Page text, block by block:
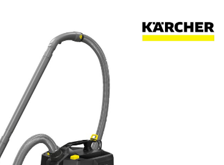
ВОЙТИ
Регистрация на сайте
Забыли пароль?